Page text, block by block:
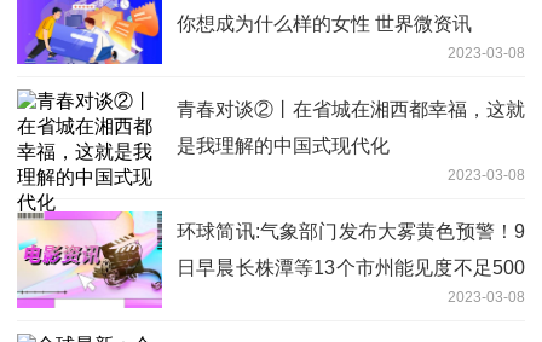
你想成为什么样的女性 世界微资讯
2023-03-08
青春对谈②丨在省城在湘西都幸福，这就
是我理解的中国式现代化
2023-03-08
环球简讯:气象部门发布大雾黄色预警！9
日早晨长株潭等13个市州能见度不足500
2023-03-08